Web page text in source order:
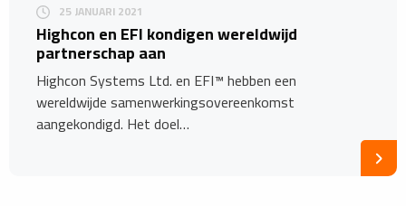
25 JANUARI 2021
Highcon en EFI kondigen wereldwijd
partnerschap aan
Highcon Systems Ltd. en EFI™ hebben een
wereldwijde samenwerkingsovereenkomst
aangekondigd. Het doel…